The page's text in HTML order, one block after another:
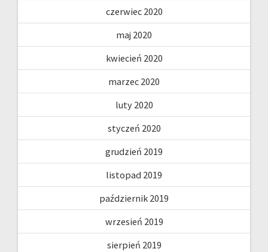
czerwiec 2020
maj 2020
kwiecień 2020
marzec 2020
luty 2020
styczeń 2020
grudzień 2019
listopad 2019
październik 2019
wrzesień 2019
sierpień 2019